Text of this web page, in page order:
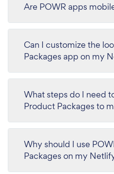
Are POWR apps
Can I customize the
Packages app on my
What steps do I need
Product Packages to
Why should I use
Packages on my